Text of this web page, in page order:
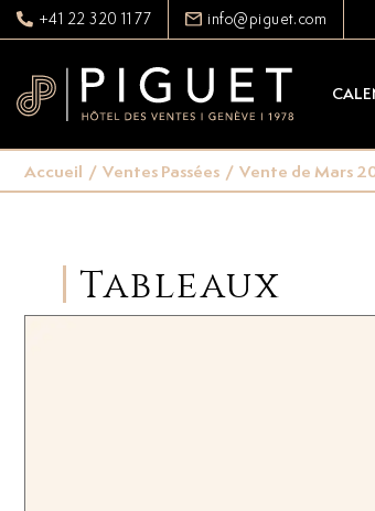
+41 22 320 11 77 info@piguet.com
Accueil / Ventes Passées / Vente de Mars
Tableaux